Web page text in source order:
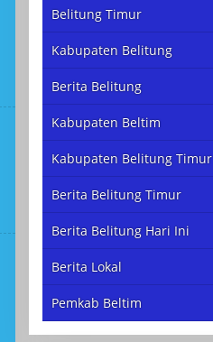
Belitung Timur
Kabupaten Belitung
Berita Belitung
Kabupaten Beltim
Kabupaten Belitung Timur
Berita Belitung Timur
Berita Belitung Hari Ini
Berita Lokal
Pemkab Beltim